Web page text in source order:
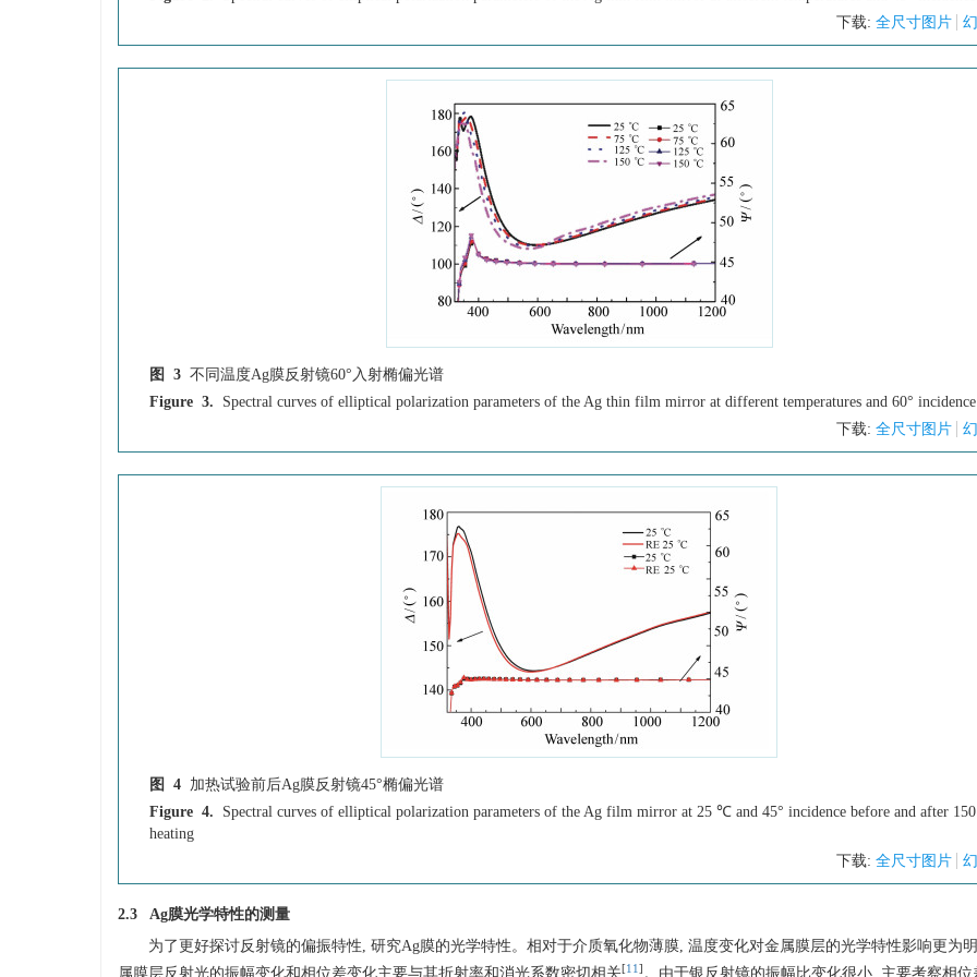
下载: 全尺寸图片
图 3 不同温度Ag膜反射镜60°入射椭偏光谱
Figure 3.
Spectral curves of elliptical polarization parameters of the Ag thin film mirror at different temperatures and 60° incidence
下载: 全尺寸图片
图 4 加热试验前后Ag膜反射镜45°椭偏光谱
Figure 4.
Spectral curves of elliptical polarization parameters of the Ag film mirror at 25 ℃ and 45° incidence before and after
heating
下载: 全尺寸图片
2.3 Ag膜光学特性的测量
为了更好探讨反射镜的偏振特性, 研究Ag膜的光学特性。相对于介质氧化物薄膜, 温度变化对金属膜层的光学特性影响更为
属膜层反射光的振幅变化和相位差变化主要与其折射率和消光系数密切相关[11 ] 。由于银反射镜的振幅比变化很小, 主要考察相位